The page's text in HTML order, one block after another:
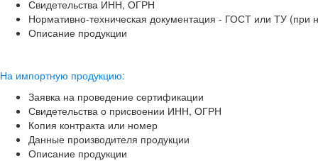
Свидетельства ИНН, ОГРН
Нормативно-техническая документация - ГОСТ или ТУ (при
Описание продукции
На импортную продукцию:
Заявка на проведение сертификации
Свидетельства о присвоении ИНН, ОГРН
Копия контракта или номер
Данные производителя продукции
Описание продукции